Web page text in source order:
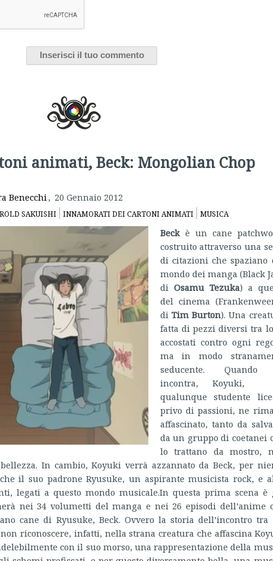
animati, Beck: Mongolian Chop
Benecchi , 20 Gennaio 2012
SAKUISHI INNAMORATI DEI CARTONI ANIMATI MUSICA
Beckè un cane
costruito attraverso una
di citazioni che spaziano
mondo dei manga (Black
di Osamu Tezuka) a
del cinema
di Tim Burton). Una
fatta di pezzi diversi tra
accostati contro ogni
ma in modo
seducente.
incontra, Koyuki,
qualunque studente
privo di passioni, ne
affascinato, tanto da
da un gruppo di coetanei
lo trattano da mostro,
In cambio, Koyuki verrà azzannato da Beck, per
il suo padrone Ryusuke, un aspirante musicista rock, e
legati a questo mondo musicale.In questa prima scena è
nei 34 volumetti del manga e nei 26 episodi dell’anime
cane di Ryusuke, Beck. Ovvero la storia dell’incontro tra
riconoscere, infatti, nella strana creatura che affascina
con il suo morso, una rappresentazione della